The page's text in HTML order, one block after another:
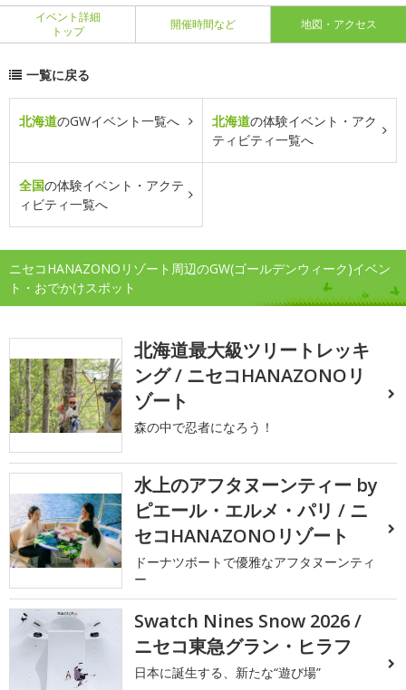
イベント詳細
トップ
開催時間など 地図・アクセス
一覧に戻る
北海道のGWイベント一覧へ 北海道の体験イベント・アク
ティビティ一覧へ
全国の体験イベント・アクテ
ィビティ一覧へ
ニセコHANAZONOリゾート周辺のGW(ゴールデンウィーク)イベン
ト・おでかけスポット
北海道最大級ツリートレッキ
ング / ニセコHANAZONOリ
ゾート
森の中で忍者になろう！
水上のアフタヌーンティー by
ピエール・エルメ・パリ / ニ
セコHANAZONOリゾート
ドーナツボートで優雅なアフタヌーンティ
ー
Swatch Nines Snow 2026 /
ニセコ東急グラン・ヒラフ
日本に誕生する、新たな“遊び場”